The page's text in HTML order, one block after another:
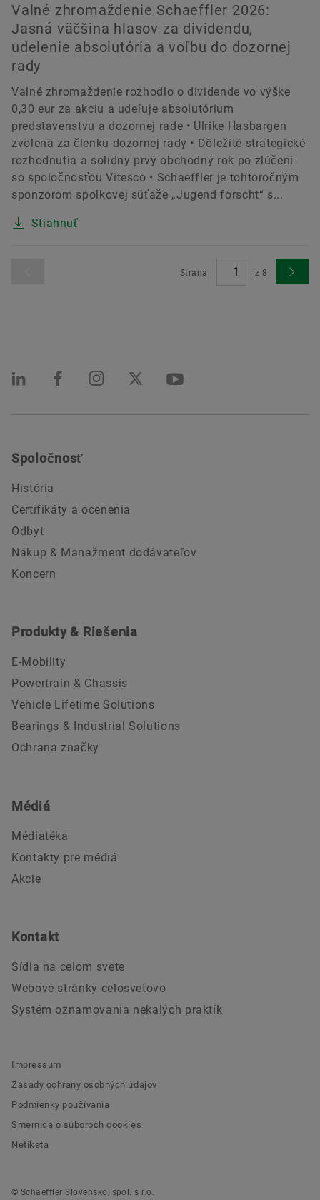
Valné zhromaždenie Schaeffler 2026:
Jasná väčšina hlasov za dividendu,
udelenie absolutória a voľbu do dozornej
rady
Valné zhromaždenie rozhodlo o dividende vo výške
0,30 eur za akciu a udeľuje absolutórium
predstavenstvu a dozornej rade • Ulrike Hasbargen
zvolená za členku dozornej rady • Dôležité strategické
rozhodnutia a solídny prvý obchodný rok po zlúčení
so spoločnosťou Vitesco • Schaeffler je tohtoročným
sponzorom spolkovej súťaže „Jugend forscht“ s...
Stiahnuť
Strana z 8
Spoločnosť
História
Certifikáty a ocenenia
Odbyt
Nákup & Manažment dodávateľov
Koncern
Produkty & Riešenia
E-Mobility
Powertrain & Chassis
Vehicle Lifetime Solutions
Bearings & Industrial Solutions
Ochrana značky
Médiá
Médiatéka
Kontakty pre médiá
Akcie
Kontakt
Sídla na celom svete
Webové stránky celosvetovo
Systém oznamovania nekalých praktík
Impressum
Zásady ochrany osobných údajov
Podmienky používania
Smernica o súboroch cookies
Netiketa
© Schaeffler Slovensko, spol. s r.o.